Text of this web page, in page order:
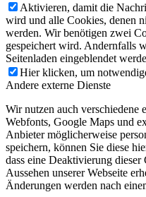
Aktivieren, damit die
wird und alle Cookies, denen
werden. Wir benötigen zwei
gespeichert wird. Andernfalls
Seitenladen eingeblendet
Hier klicken, um
Andere externe Dienste
Wir nutzen auch verschiedene
Webfonts, Google Maps und
Anbieter möglicherweise
speichern, können Sie diese
dass eine Deaktivierung
Aussehen unserer Webseite
Änderungen werden nach